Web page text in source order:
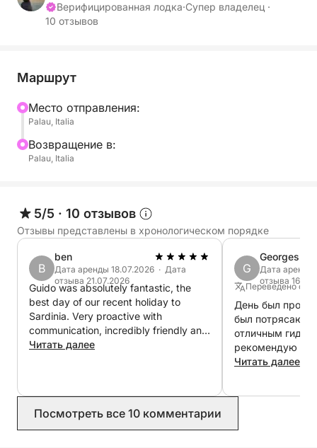
гостей на борту ограничено 9-10 плюс шкипер.
55 узлов, плюс дополнительная скорость в
Пространство очень комфортное, с двумя
удобными солнечными палубами, одной на носу и
одной на корме, а также двумя тентами из
носовой столик, душ с пресной водой на пляже и
трап для посадки, способствуют еще большему
комфорту.
Гвидо, опытный капитан и лоцман, безопасно
проведет вас по знаменитым местам архипелага,
а также по бухтам, которые не всем
посчастливилось посетить.
капитана, который с удовольствием предложит
аперитив на борту. Она не включает в себя
расходы на топливо, которые необходимо
Верифицированная лодка·Супер владелец ·
10 отзывов
Маршрут
Mесто отправления:
Palau, Italia
Bозвращение в:
Palau, Italia
5/5 · 10 отзывов
Отзывы представлены в хронологическом порядке
B
ben
Дата аренды 18.07.2026 · Дата
отзыва 21.07.2026
Guido was absolutely fantastic, the
best day of our recent holiday to
Sardinia. Very proactive with
communication, incredibly friendly and
knowledgeable and tailored our day to
Читать далее
G
Georges
Дата аренды
отзыва
Переведено с
День был
был
отличным
рекомендую
Читать далее
Посмотреть все 10 комментарии